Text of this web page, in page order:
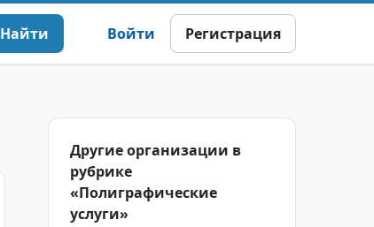
Найти Войти Регистрация
Другие организации в
рубрике
«Полиграфические
услуги»